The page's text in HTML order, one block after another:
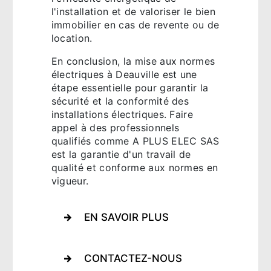
l'installation et de valoriser le bien
immobilier en cas de revente ou de
location.
En conclusion, la mise aux normes
électriques à Deauville est une
étape essentielle pour garantir la
sécurité et la conformité des
installations électriques. Faire
appel à des professionnels
qualifiés comme A PLUS ELEC SAS
est la garantie d'un travail de
qualité et conforme aux normes en
vigueur.
EN SAVOIR PLUS
CONTACTEZ-NOUS